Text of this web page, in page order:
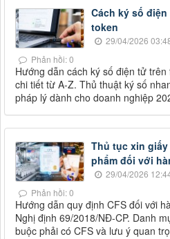
Cách ký số
token
29/04/2026
Phản hồi: 0
Hướng dẫn cách ký số điện tử trên
chi tiết từ A-Z. Thủ thuật ký số
pháp lý dành cho doanh nghiệp
Thủ tục xin
phẩm đối với
29/04/2026
Phản hồi: 0
Hướng dẫn quy định CFS đối với
Nghị định 69/2018/NĐ-CP. Danh
buộc phải có CFS và lưu ý quan